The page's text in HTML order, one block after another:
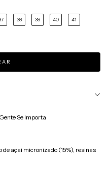
38 39 40 41
Se Importa
açai micronizado (15%), resinas